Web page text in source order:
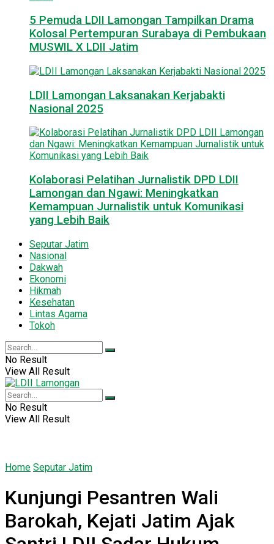
5 Pemuda LDII Lamongan Tampilkan Drama
Kolosal Pertempuran Surabaya di Pembukaan
MUSWIL X LDII Jatim
LDII Lamongan Laksanakan Kerjabakti
Nasional 2025
Kolaborasi Pelatihan Jurnalistik DPD LDII
Lamongan dan Ngawi: Meningkatkan
Kemampuan Jurnalistik untuk Komunikasi
yang Lebih Baik
Seputar Jatim
Nasional
Dakwah
Ekonomi
Hikmah
Kesehatan
Lintas Agama
Tokoh
No Result
View All Result
No Result
View All Result
Home Seputar Jatim
Kunjungi Pesantren Wali
Barokah, Kejati Jatim Ajak